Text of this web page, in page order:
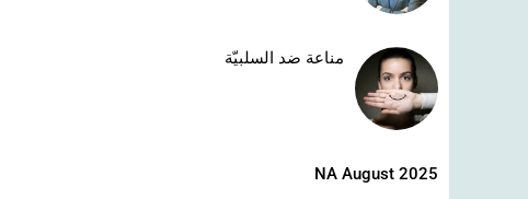
مناعة ضد السلبيّة
NA August 2025